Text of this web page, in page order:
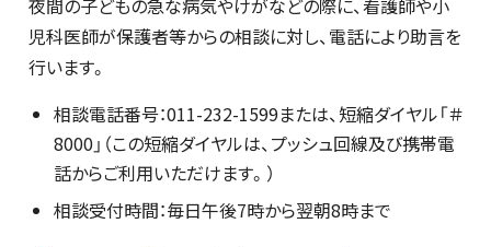
夜間の子どもの急な病気やけがなどの際に、看護師や小
児科医師が保護者等からの相談に対し、電話により助言を
行います。
相談電話番号：011-232-1599または、短縮ダイヤル「＃
8000」（この短縮ダイヤルは、プッシュ回線及び携帯電
話からご利用いただけます。）
相談受付時間：毎日午後7時から翌朝8時まで